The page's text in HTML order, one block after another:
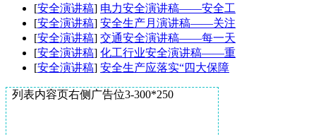
[安全演讲稿] 电力安全演讲稿——安全工
[安全演讲稿] 安全生产月演讲稿——关注
[安全演讲稿] 交通安全演讲稿——每一天
[安全演讲稿] 化工行业安全演讲稿——重
[安全演讲稿] 安全生产应落实“四大保障
列表内容页右侧广告位3-300*250